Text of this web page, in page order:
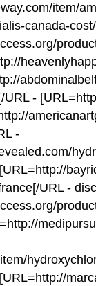
item/
canada-
-
-
URL -